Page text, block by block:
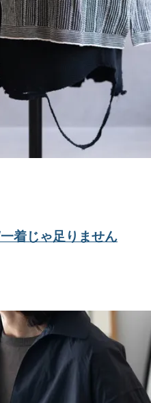
着じゃ足りません